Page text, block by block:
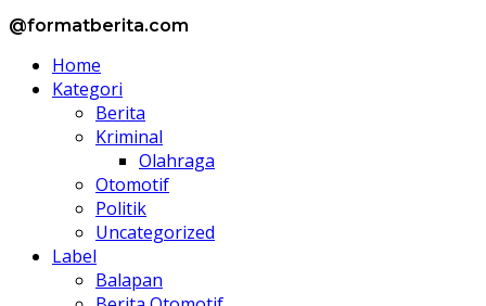
@formatberita.com
Home
Kategori
Berita
Kriminal
Olahraga
Otomotif
Politik
Uncategorized
Label
Balapan